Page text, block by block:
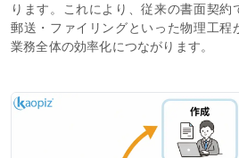
ります。これにより、従来の書面契約
郵送・ファイリングといった物理工程
業務全体の効率化につながります。